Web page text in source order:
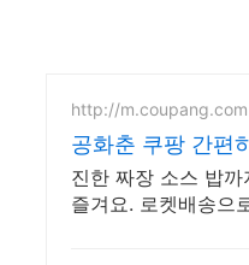
http://m.coupang.com
공화춘 쿠팡 간편
끼 해결
진한 짜장 소스 밥까
즐겨요. 로켓배송으